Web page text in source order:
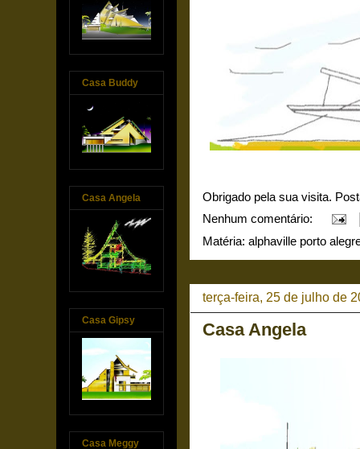
Obrigado pela sua visita.
Nenhum comentário:
Matéria: alphaville porto
terça-feira, 25 de julho de
Casa Angela
Casa Buddy
Casa Angela
Casa Gipsy
Casa Meggy